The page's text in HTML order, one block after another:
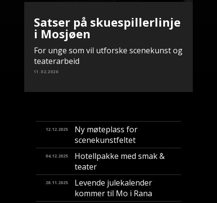
Satser på skuespillerlinje
i Mosjøen
For unge som vil utforske scenekunst og
teaterarbeid
11.02.2026
12.12.2025
Ny møteplass for
scenekunstfeltet
04.12.2025
Hotellpakke med smak &
teater
28.11.2025
Levende julekalender
kommer til Mo i Rana